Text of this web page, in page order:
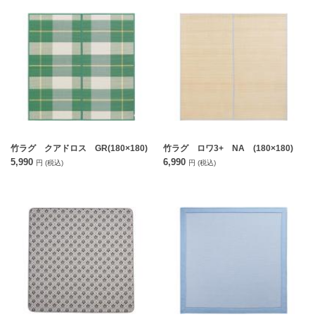
竹ラグ クアドロス GR(180×180)
5,990 円 (税込)
竹ラグ ロワ3+ NA (180×180)
6,990 円 (税込)